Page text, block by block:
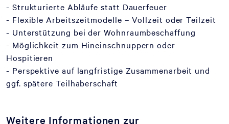
- Strukturierte Abläufe statt Dauerfeuer
- Flexible Arbeitszeitmodelle – Vollzeit oder Teilzeit
- Unterstützung bei der Wohnraumbeschaffung
- Möglichkeit zum Hineinschnuppern oder
Hospitieren
- Perspektive auf langfristige Zusammenarbeit und
ggf. spätere Teilhaberschaft
Weitere Informationen zur